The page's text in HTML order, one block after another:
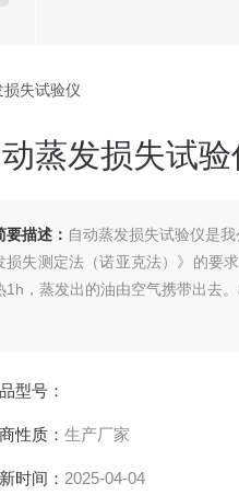
失试验仪
蒸发损失试验
要描述： 自动蒸发损失试验仪是
损失测定法（诺亚克法）》的要
1h，蒸发出的油由空气携带出去
型号：
性质： 生产厂家
时间： 2025-04-04